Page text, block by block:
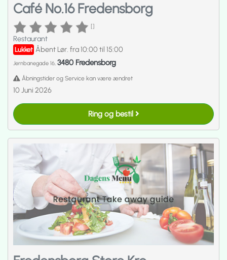
Café No.16 Fredensborg
[]
Restaurant
Lukket Åbent Lør. fra 10:00 til 15:00
Jernbanegade 16, 3480 Fredensborg
Åbningstider og Service kan være ændret
10 Juni 2026
Ring og bestil